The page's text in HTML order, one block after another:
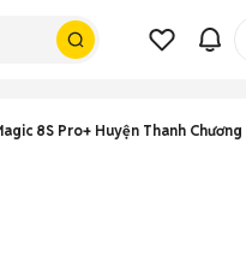
8S Pro+ Huyện Thanh Chương